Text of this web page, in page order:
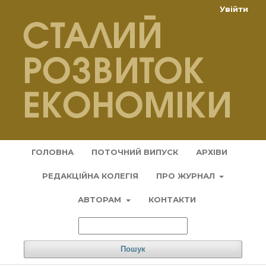
ГОЛОВНА ПОТОЧНИЙ ВИПУСК АРХІВИ
РЕДАКЦІЙНА КОЛЕГІЯ ПРО ЖУРНАЛ
АВТОРАМ КОНТАКТИ
Пошук
Увійти